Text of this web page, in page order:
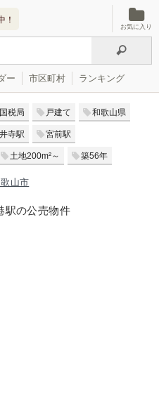
！
お気に入り
ー 市区町村 ランキング
税局 戸建て 和歌山県
寺駅 宮前駅
土地200m²～ 築56年
山市
駅の公売物件